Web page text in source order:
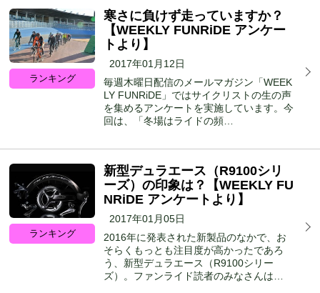
ランキング
寒さに負けず走っていますか？
【WEEKLY FUNRiDE アンケー
トより】
2017年01月12日
毎週木曜日配信のメールマガジン「WEEK
LY FUNRiDE」ではサイクリストの生の声
を集めるアンケートを実施しています。今
回は、「冬場はライドの頻…
ランキング
新型デュラエース（R9100シリ
ーズ）の印象は？【WEEKLY FU
NRiDE アンケートより】
2017年01月05日
2016年に発表された新製品のなかで、お
そらくもっとも注目度が高かったであろ
う、新型デュラエース（R9100シリー
ズ）。ファンライド読者のみなさんは…